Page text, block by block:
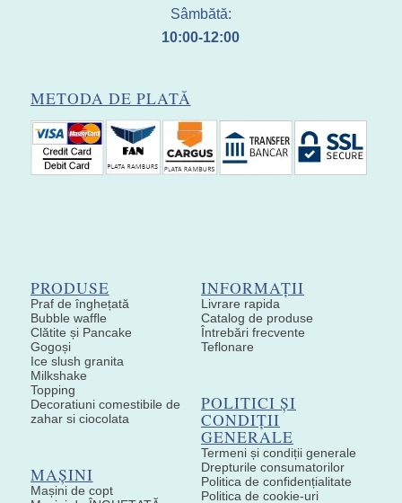
Sâmbătă:
10:00-12:00
METODA DE PLATĂ
PRODUSE
Praf de înghețată
Bubble waffle
Clătite și Pancake
Gogoși
Ice slush granita
Milkshake
Topping
Decoratiuni comestibile de
zahar si ciocolata
MAȘINI
Mașini de copt
INFORMAȚII
Livrare rapida
Catalog de produse
Întrebări frecvente
Teflonare
POLITICI ȘI
CONDIȚII
GENERALE
Termeni și condiții generale
Drepturile consumatorilor
Politica de confidențialitate
Politica de cookie-uri